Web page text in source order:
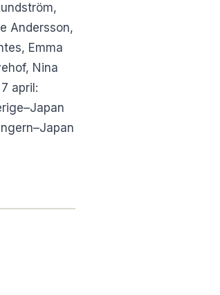
Andersson,
Emma
Nina
april: